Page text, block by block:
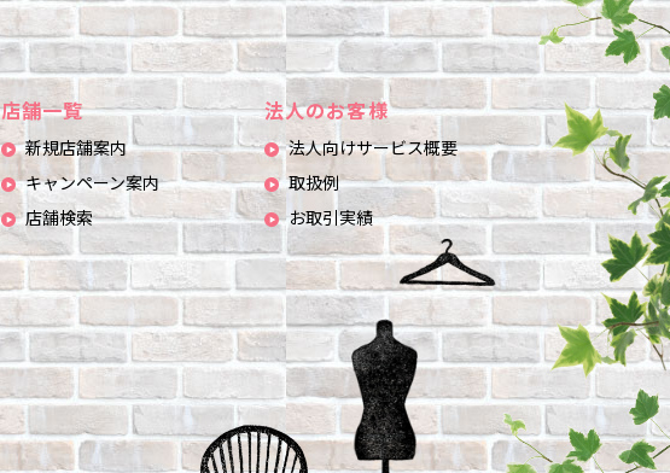
店舗一覧
新規店舗案内
キャンペーン案内
店舗検索
法人のお客様
法人向けサービス概要
取扱例
お取引実績